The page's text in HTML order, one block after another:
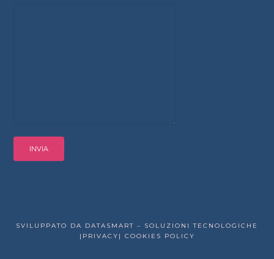
SVILUPPATO DA DATASMART – SOLUZIONI TECNOLOGICHE
|PRIVACY|
COOKIES POLICY